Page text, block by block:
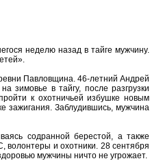
неделю назад в тайге мужчину.
Павловщина. 46-летний Андрей
зимовье в тайгу, после разгрузки
к охотничьей избушке новым
зажигания. Заблудившись, мужчина
содранной берестой, а также
волонтеры и охотники. 28 сентября
мужчины ничто не угрожает.